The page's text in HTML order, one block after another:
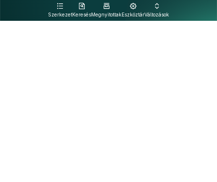
SzerkezetKeresésMegnyitottakEszköztárVáltozások
kattintva olvashat.